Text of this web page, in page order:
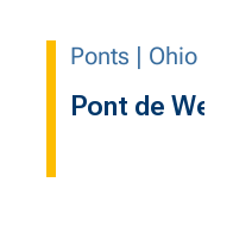
Ponts | Ohio
Pont de